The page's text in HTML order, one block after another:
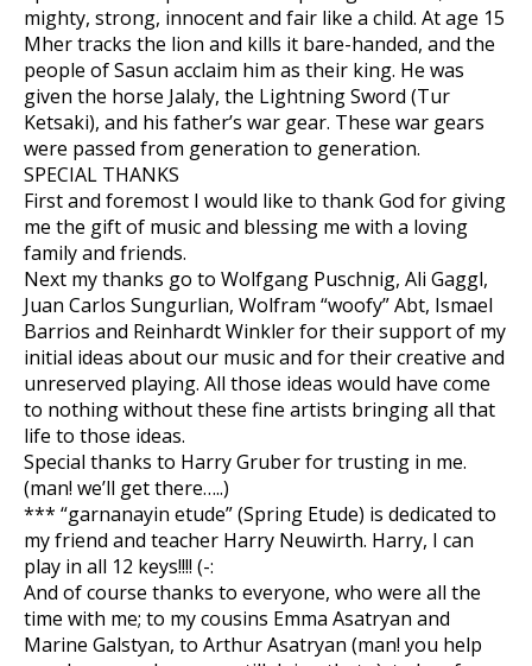
mighty, strong, innocent and fair like a child. At age 15
Mher tracks the lion and kills it bare-handed, and the
people of Sasun acclaim him as their king. He was
given the horse Jalaly, the Lightning Sword (Tur
Ketsaki), and his father’s war gear. These war gears
were passed from generation to generation.
SPECIAL THANKS
First and foremost I would like to thank God for giving
me the gift of music and blessing me with a loving
family and friends.
Next my thanks go to Wolfgang Puschnig, Ali Gaggl,
Juan Carlos Sungurlian, Wolfram “woofy” Abt, Ismael
Barrios and Reinhardt Winkler for their support of my
initial ideas about our music and for their creative and
unreserved playing. All those ideas would have come
to nothing without these fine artists bringing all that
life to those ideas.
Special thanks to Harry Gruber for trusting in me.
(man! we’ll get there…..)
*** “garnanayin etude” (Spring Etude) is dedicated to
my friend and teacher Harry Neuwirth. Harry, I can
play in all 12 keys!!!! (-:
And of course thanks to everyone, who were all the
time with me; to my cousins Emma Asatryan and
Marine Galstyan, to Arthur Asatryan (man! you help